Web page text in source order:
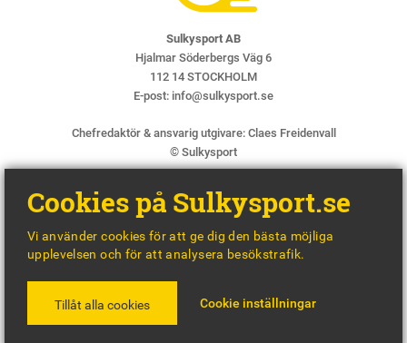
Sulkysport AB
Hjalmar Söderbergs Väg 6
112 14 STOCKHOLM
E-post: info@sulkysport.se
Chefredaktör & ansvarig utgivare: Claes Freidenvall
© Sulkysport
BY
Cookies på Sulkysport.se
Vi använder cookies för att ge dig den bästa möjliga
upplevelsen och för att analysera besökstrafik.
Tillåt alla cookies Cookie inställningar